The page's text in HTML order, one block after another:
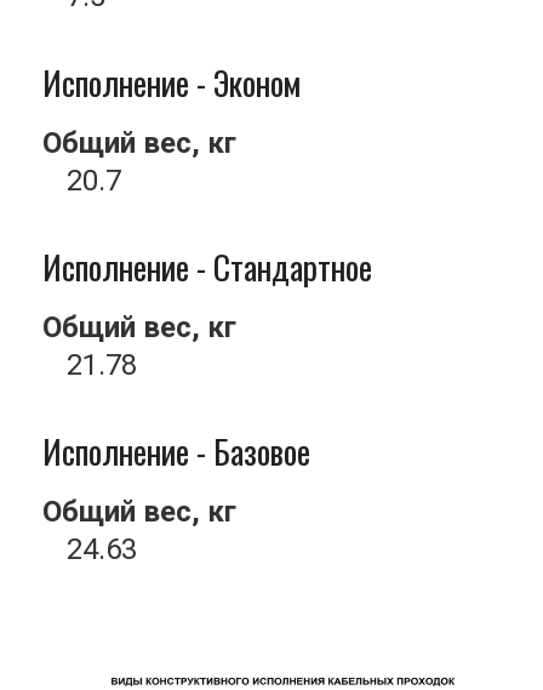
Исполнение - Эконом
Общий вес, кг
20.7
Исполнение - Стандартное
Общий вес, кг
21.78
Исполнение - Базовое
Общий вес, кг
24.63